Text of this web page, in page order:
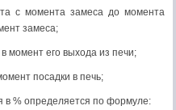
с момента замеса до момента
замеса;
момент его выхода из печи;
посадки в печь;
в % определяется по формуле: